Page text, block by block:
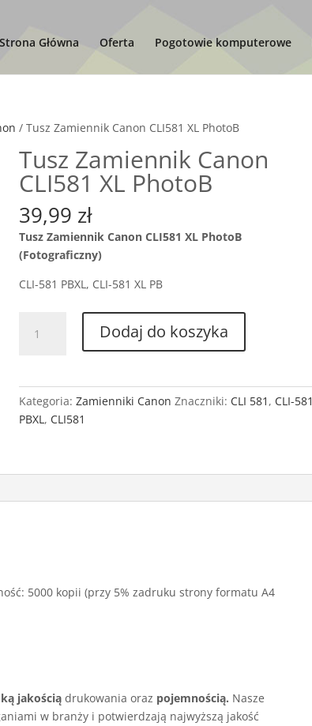
Strona Główna Oferta Pogotowie komputerowe
/ Tusz Zamiennik Canon CLI581 XL PhotoB
Tusz Zamiennik Canon
CLI581 XL PhotoB
39,99 zł
Tusz Zamiennik Canon CLI581 XL PhotoB
(Fotograficzny)
CLI-581 PBXL, CLI-581 XL PB
Tusz
PhotoB
Dodaj do koszyka
Kategoria:Zamienniki Canon Znaczniki: CLI 581 , CLI-581
PBXL, CLI581
5000 kopii (przy 5% zadruku strony formatu A4
jakością drukowania oraz pojemnością. Nasze
w branży i potwierdzają najwyższą jakość